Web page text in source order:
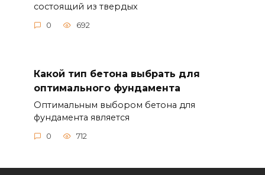
состоящий из твердых
0 692
Какой тип бетона выбрать для
оптимального фундамента
Оптимальным выбором бетона для
фундамента является
0 712